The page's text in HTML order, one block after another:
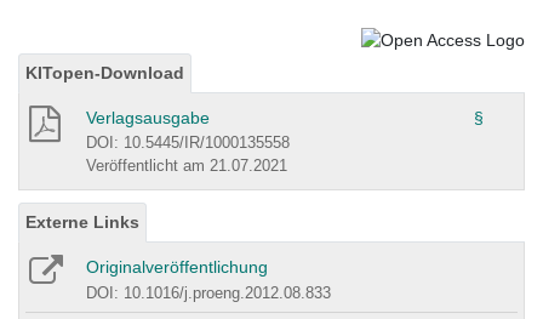
KITopen-Download
Verlagsausgabe §
DOI: 10.5445/IR/1000135558
Veröffentlicht am 21.07.2021
Externe Links
Originalveröffentlichung
DOI: 10.1016/j.proeng.2012.08.833